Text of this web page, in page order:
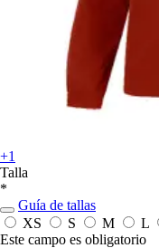
+1
Talla
*
Guía de tallas
XS
S M L
Este campo es obligatorio